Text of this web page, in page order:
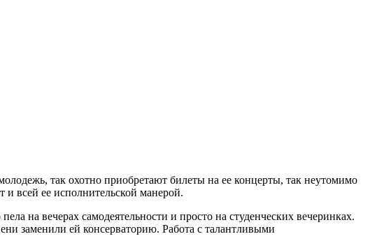
так охотно приобретают билеты на ее концерты, так неутомимо
и всей ее исполнительской манерой.
на вечерах самодеятельности и просто на студенческих вечеринках.
заменили ей консерваторию. Работа с талантливыми